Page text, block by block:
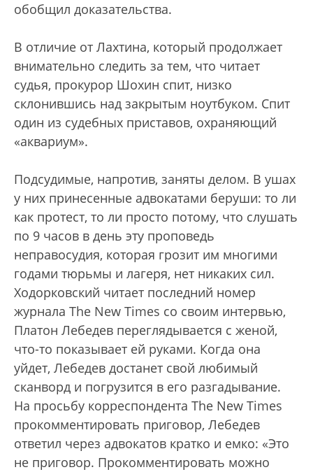
обобщил доказательства.
В отличие от Лахтина, который продолжает
внимательно следить за тем, что читает
судья, прокурор Шохин спит, низко
склонившись над закрытым ноутбуком. Спит
один из судебных приставов, охраняющий
«аквариум».
Подсудимые, напротив, заняты делом. В ушах
у них принесенные адвокатами беруши: то ли
как протест, то ли просто потому, что слушать
по 9 часов в день эту проповедь
неправосудия, которая грозит им многими
годами тюрьмы и лагеря, нет никаких сил.
Ходорковский читает последний номер
журнала The New Times со своим интервью,
Платон Лебедев переглядывается с женой,
что-то показывает ей руками. Когда она
уйдет, Лебедев достанет свой любимый
сканворд и погрузится в его разгадывание.
На просьбу корреспондента The New Times
прокомментировать приговор, Лебедев
ответил через адвокатов кратко и емко: «Это
не приговор. Прокомментировать можно